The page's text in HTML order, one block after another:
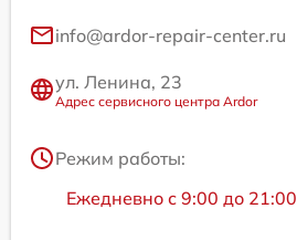
info@ardor-repair-center.ru
ул. Ленина, 23
Адрес сервисного центра Ardor
Режим работы:
Ежедневно с 9:00 до 21:00